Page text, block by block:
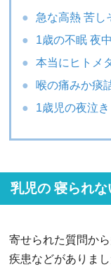
急な高熱 苦し
1歳の不眠 夜
本当にヒトメ
喉の痛みか痰
1歳児の夜泣
乳児の 寝られ
寄せられた質問か
疾患などがありまし